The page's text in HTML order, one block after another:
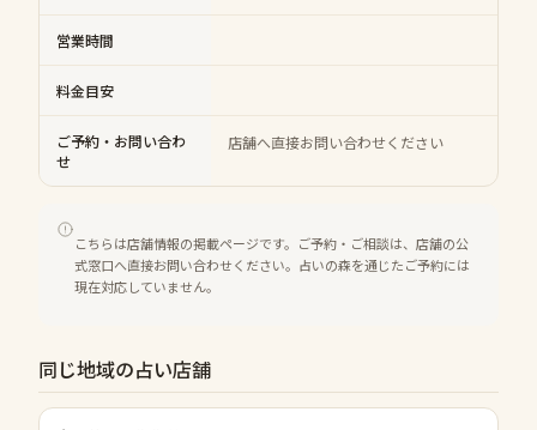
営業時間
料金目安
ご予約・お問い合わ
せ
店舗へ直接お問い合わせください
こちらは店舗情報の掲載ページです。ご予約・ご相談は、店舗の公
式窓口へ直接お問い合わせください。占いの森を通じたご予約には
現在対応していません。
同じ地域の占い店舗